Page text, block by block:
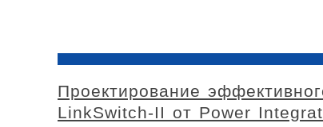
Проектирование
LinkSwitch-II от Power